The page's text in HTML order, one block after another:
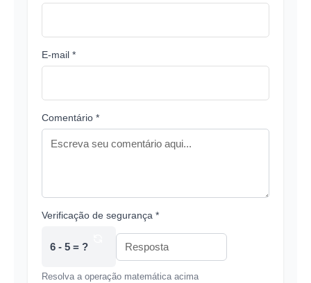
E-mail *
Comentário *
Verificação de segurança *
6 - 5 = ?
Resolva a operação matemática acima